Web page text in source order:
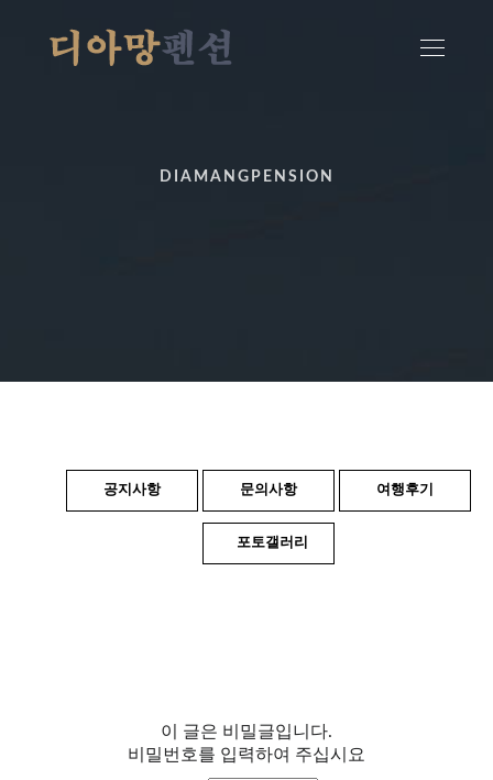
DIAMANGPENSION
공지사항 문의사항 여행후기
포토갤러리
이 글은 비밀글입니다.
비밀번호를 입력하여 주십시요